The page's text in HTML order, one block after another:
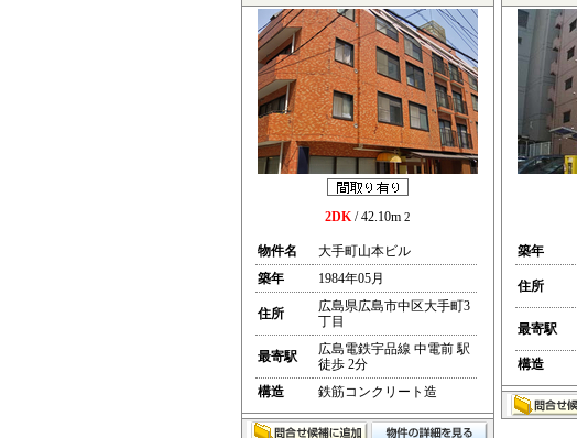
2DK/ 42.10m 2
物件名
大手町山本ビル
築年
1984年05月
住所
広島県広島市中区大手町3
丁目
最寄駅
広島電鉄宇品線 中電前 駅
徒歩 2分
構造
鉄筋コンクリート造
築年
住所
最寄駅
構造